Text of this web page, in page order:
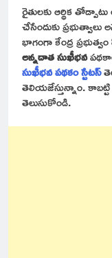
రైతులకు ఆర్థిక
చేసేందుకు
భాగంగా కేంద్ర ప్రభుత్వం
అన్నదాత సుఖీభవ
సుఖీభవ పథకం స్టేటస్
తెలియజేస్తున్నాం.
తెలుసుకోండి.